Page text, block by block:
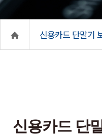
신용카드 단말기
신용카드 단